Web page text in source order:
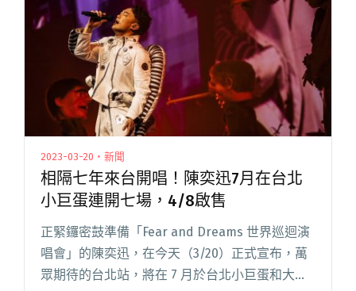
2023-03-20・新聞
相隔七年來台開唱！陳奕迅7月在台北
小巨蛋連開七場，4/8啟售
正緊鑼密鼓準備「Fear and Dreams 世界巡迴演
唱會」的陳奕迅，在今天（3/20）正式宣布，萬
眾期待的台北站，將在 7 月於台北小巨蛋和大家